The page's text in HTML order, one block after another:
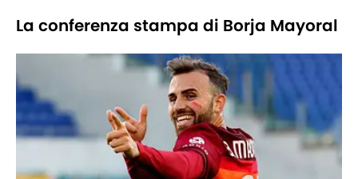
La conferenza stampa di Borja Mayoral